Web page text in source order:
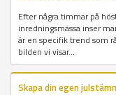
Efter några timmar på
inredningsmässa inser
är en specifik trend som
bilden vi visar...
Skapa din egen